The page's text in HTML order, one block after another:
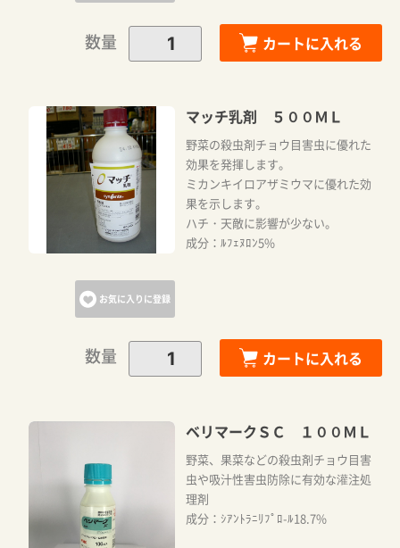
数量 カートに入れる
お気に入りに登録
マッチ乳剤 ５００ＭＬ
野菜の殺虫剤チョウ目害虫に優れた
効果を発揮します。
ミカンキイロアザミウマに優れた効
果を示します。
ハチ・天敵に影響が少ない。
成分：ﾙﾌｪﾇﾛﾝ5%
数量 カートに入れる
ベリマークＳＣ １００ＭＬ
野菜、果菜などの殺虫剤チョウ目害
虫や吸汁性害虫防除に有効な灌注処
理剤
成分：ｼｱﾝﾄﾗﾆﾘﾌﾟﾛ-ﾙ18.7%